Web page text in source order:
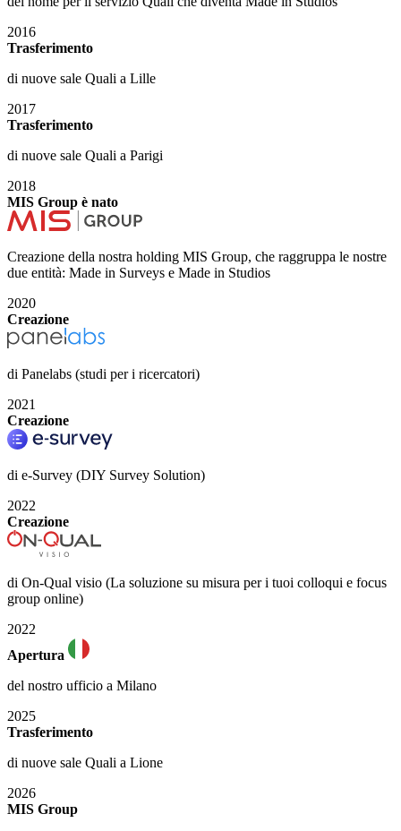
2016
Trasferimento
di nuove sale Quali a Lille
2017
Trasferimento
di nuove sale Quali a Parigi
2018
MIS Group è nato
Creazione della nostra holding MIS Group, che raggruppa le nostre
due entità: Made in Surveys e Made in Studios
2020
Creazione
di Panelabs (studi per i ricercatori)
2021
Creazione
di e-Survey (DIY Survey Solution)
2022
Creazione
di On-Qual visio (La soluzione su misura per i tuoi colloqui e focus
group online)
2022
Apertura
del nostro ufficio a Milano
2025
Trasferimento
di nuove sale Quali a Lione
2026
MIS Group